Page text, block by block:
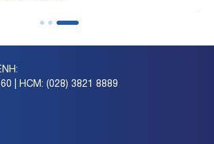
| HCM: (028) 3821 8889